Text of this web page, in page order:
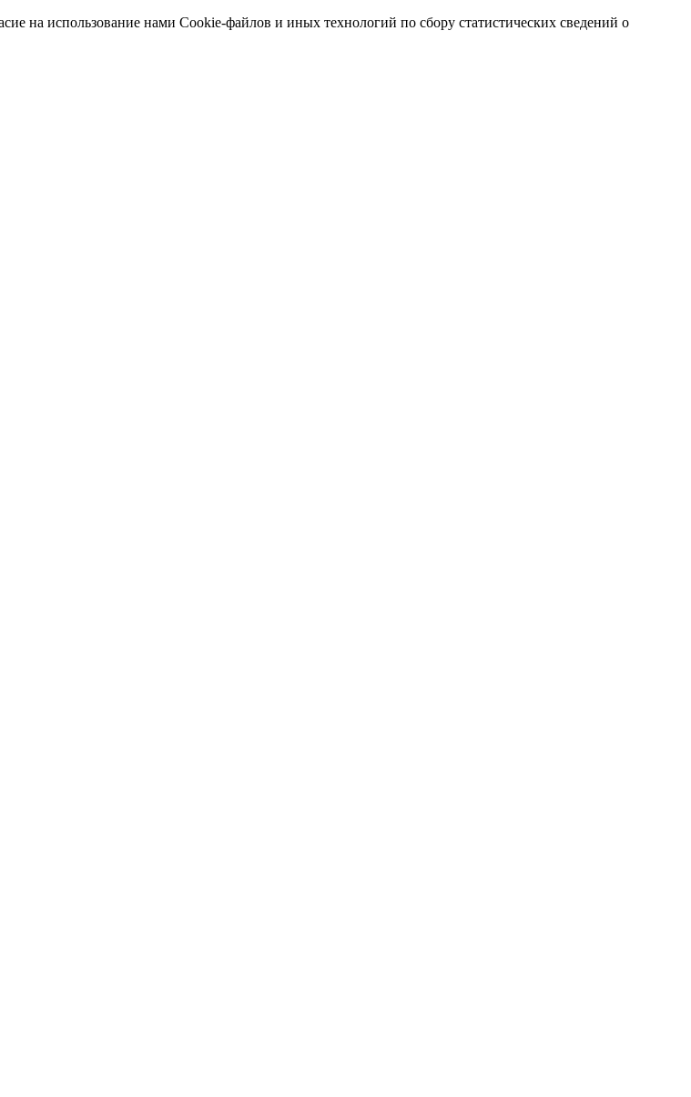
на использование нами Cookie-файлов и иных технологий по сбору статистических сведений о